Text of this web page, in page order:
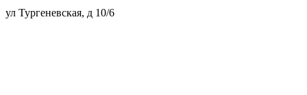
ул Тургеневская, д 10/6